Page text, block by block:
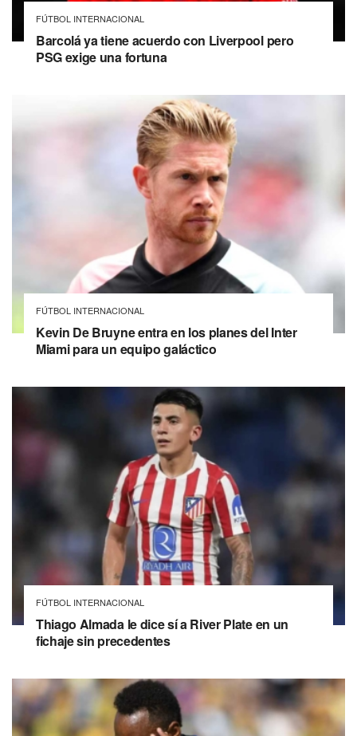
FÚTBOL INTERNACIONAL
Barcolá ya tiene acuerdo con Liverpool pero
PSG exige una fortuna
FÚTBOL INTERNACIONAL
Kevin De Bruyne entra en los planes del Inter
Miami para un equipo galáctico
FÚTBOL INTERNACIONAL
Thiago Almada le dice sí a River Plate en un
fichaje sin precedentes